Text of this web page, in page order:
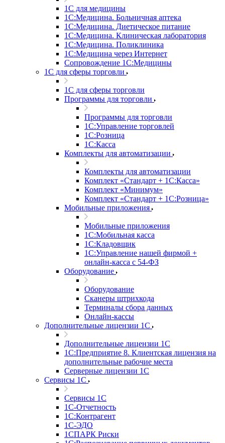
1С для медицины
1С:Медицина. Больничная аптека
1С:Медицина. Диетическое питание
1С:Медицина. Клиническая лаборатория
1С:Медицина. Поликлиника
1С:Медицина через Интернет
Сопровождение 1С:Медицины
1С для сферы торговли
1С для сферы торговли
Программы для торговли
Программы для торговли
1С:Управление торговлей
1С:Розница
1С:Касса
Комплекты для автоматизации
Комплекты для автоматизации
Комплект «Стандарт + 1С:Касса»
Комплект «Минимум»
Комплект «Стандарт + 1С:Розница»
Мобильные приложения
Мобильные приложения
1С:Мобильная касса
1С:Кладовщик
1С:Управление нашей фирмой +
онлайн-касса с 54-ФЗ
Оборудование
Оборудование
Сканеры штрихкода
Терминалы сбора данных
Онлайн-кассы
Дополнительные лицензии 1С
Дополнительные лицензии 1С
1С:Предприятие 8. Клиентская лицензия на
дополнительные рабочие места
Серверные лицензии 1С
Сервисы 1С
Сервисы 1С
1С-Отчетность
1С:Контрагент
1С-ЭДО
1СПАРК Риски